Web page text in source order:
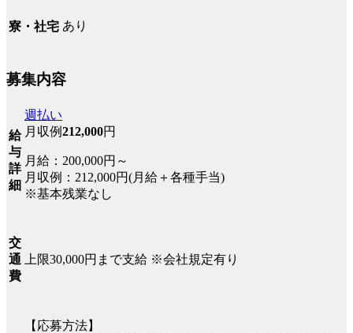
寮・社宅 あり
募集内容
給
与
詳
細
週払い
月収例212,000円
月給：200,000円～
月収例：212,000円(月給＋各種手当)
※基本残業なし
交
通
費
上限30,000円まで支給 ※会社規定有り
【応募方法】